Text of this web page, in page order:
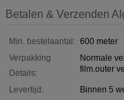
Betalen & Verzenden
Min. bestelaantal: 600 meter
Verpakking
Details:
Normale
film.outer
Levertijd:
Binnen 5